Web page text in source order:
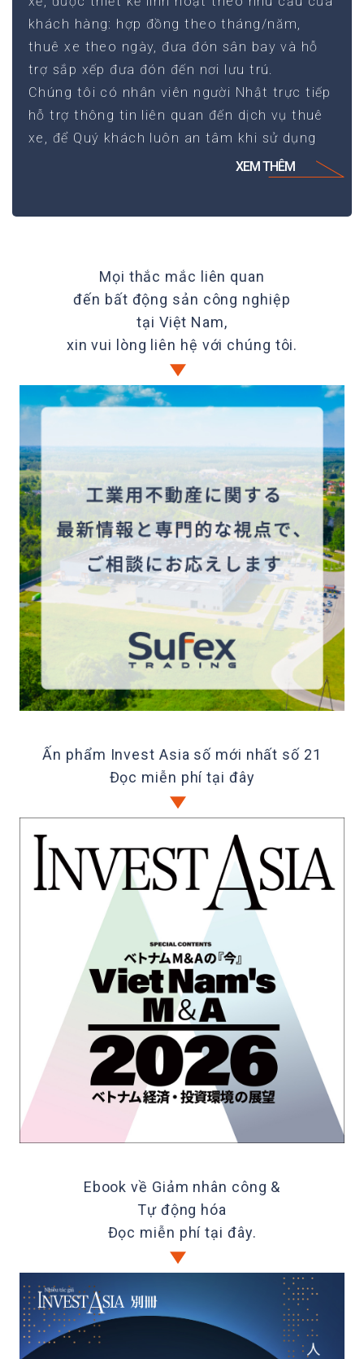
khách hàng: hợp đồng theo tháng/năm,
thuê xe theo ngày, đưa đón sân bay và hỗ
trợ sắp xếp đưa đón đến nơi lưu trú.
Chúng tôi có nhân viên người Nhật trực tiếp
hỗ trợ thông tin liên quan đến dịch vụ thuê
xe, để Quý khách luôn an tâm khi sử dụng
XEM THÊM
Mọi thắc mắc liên quan
đến bất động sản công nghiệp
tại Việt Nam,
xin vui lòng liên hệ với chúng tôi.
Ấn phẩm Invest Asia số mới nhất số 21
Đọc miễn phí tại đây
Ebook về Giảm nhân công &
Tự động hóa
Đọc miễn phí tại đây.